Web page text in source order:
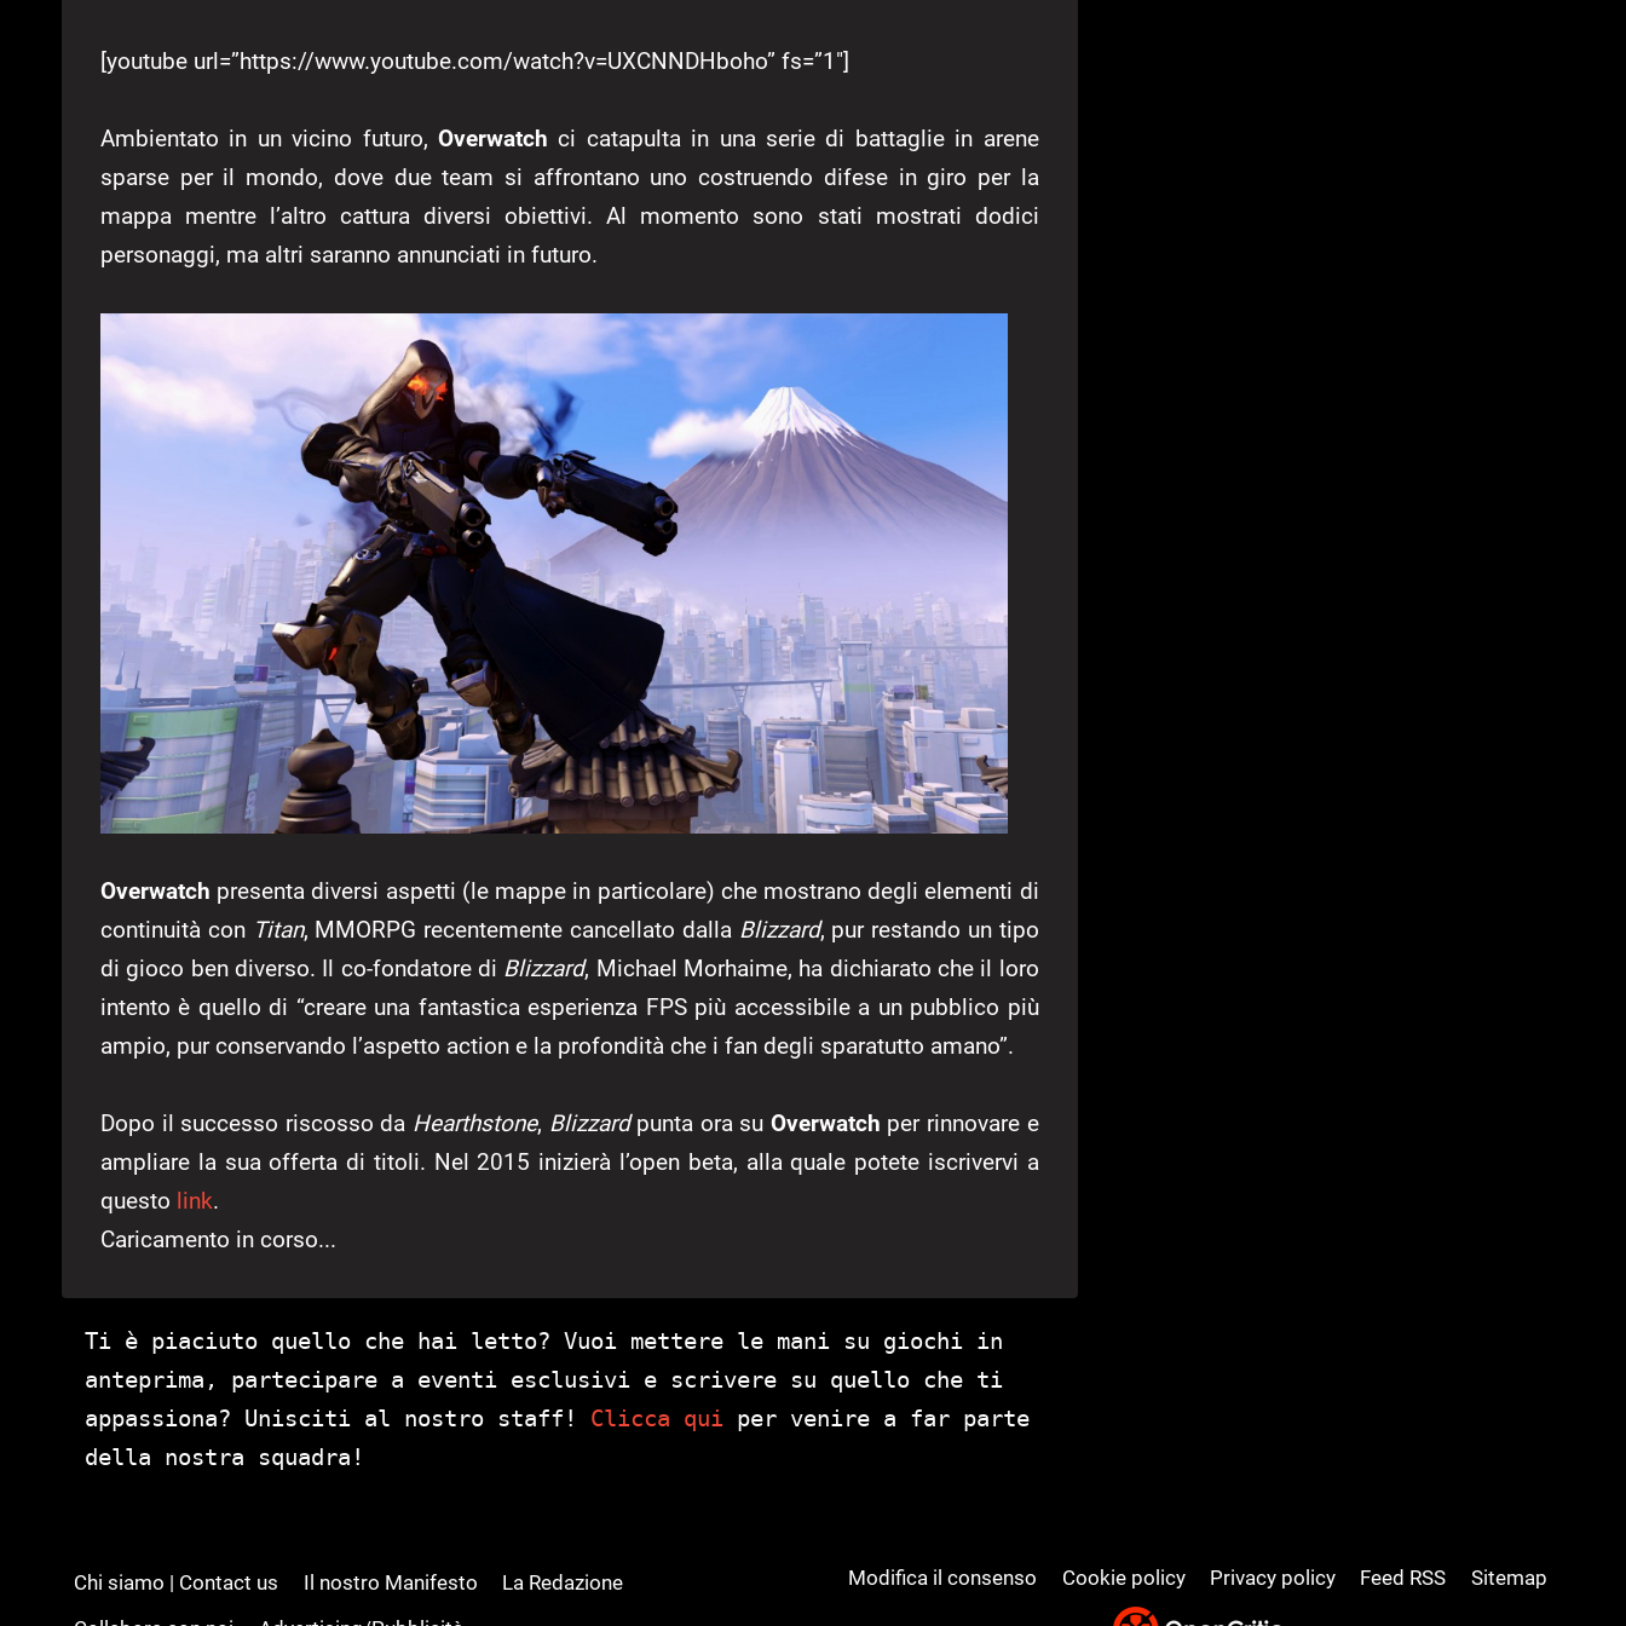
[youtube url=”https://www.youtube.com/watch?v=UXCNNDHboho” fs=”1″]
Ambientato in un vicino futuro,Overwatch ci catapulta in una serie di battaglie in arene
sparse per il mondo, dove due team si affrontano uno costruendo difese in giro per la
mappa mentre l’altro cattura diversi obiettivi. Al momento sono stati mostrati dodici
personaggi, ma altri saranno annunciati in futuro.
Overwatch presenta diversi aspetti (le mappe in particolare) che mostrano degli elementi di
continuità con Titan, MMORPG recentemente cancellato dalla Blizzard, pur restando un tipo
di gioco ben diverso. Il co-fondatore di Blizzard, Michael Morhaime, ha dichiarato che il loro
intento è quello di “creare una fantastica esperienza FPS più accessibile a un pubblico più
ampio, pur conservando l’aspetto action e la profondità che i fan degli sparatutto amano”.
Dopo il successo riscosso da Hearthstone, Blizzardpunta ora su Overwatch per rinnovare e
ampliare la sua offerta di titoli. Nel 2015 inizierà l’open beta, alla quale potete iscrivervi a
questo link.
Caricamento in corso...
Ti è piaciuto quello che hai letto? Vuoi mettere le mani su giochi in
anteprima, partecipare a eventi esclusivi e scrivere su quello che ti
appassiona? Unisciti al nostro staff! Clicca qui per venire a far parte
della nostra squadra!
Chi siamo | Contact us Il nostro Manifesto
La Redazione
Modifica il consenso Cookie policy Privacy policy Feed RSS Sitemap